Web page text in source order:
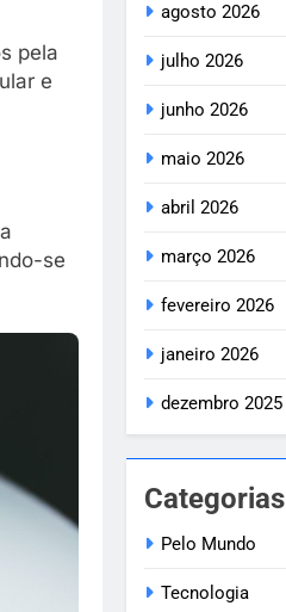
pela
e
se
agosto 2026
julho 2026
junho 2026
maio 2026
abril 2026
março 2026
fevereiro 2026
janeiro 2026
dezembro 2025
Categorias
Pelo Mundo
Tecnologia